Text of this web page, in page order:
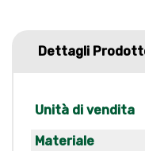
Dettagli
Unità di vendita
Materiale